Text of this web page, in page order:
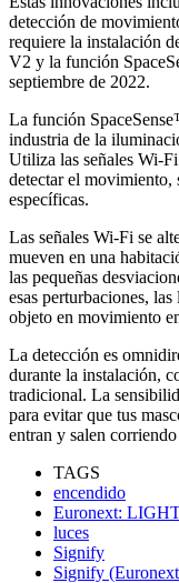
detección de
requiere la instalación
V2 y la función
septiembre de 2022.
La función
industria de la
Utiliza las señales Wi-
detectar el movimiento,
específicas.
Las señales Wi-Fi se
mueven en una
las pequeñas
esas perturbaciones,
objeto en movimiento
La detección es
durante la instalación,
tradicional. La
para evitar que tus
entran y salen
TAGS
encendido
Euronext:
luces
Signify
Signify